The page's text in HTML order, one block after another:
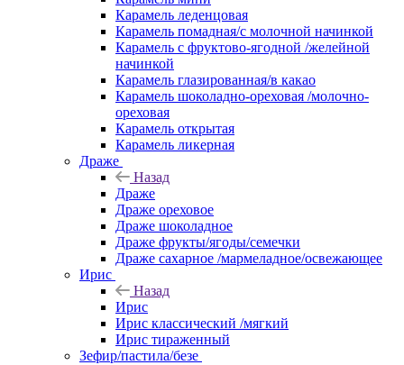
Карамель леденцовая
Карамель помадная/с молочной начинкой
Карамель с фруктово-ягодной /желейной
начинкой
Карамель глазированная/в какао
Карамель шоколадно-ореховая /молочно-
ореховая
Карамель открытая
Карамель ликерная
Драже
Назад
Драже
Драже ореховое
Драже шоколадное
Драже фрукты/ягоды/семечки
Драже сахарное /мармеладное/освежающее
Ирис
Назад
Ирис
Ирис классический /мягкий
Ирис тираженный
Зефир/пастила/безе